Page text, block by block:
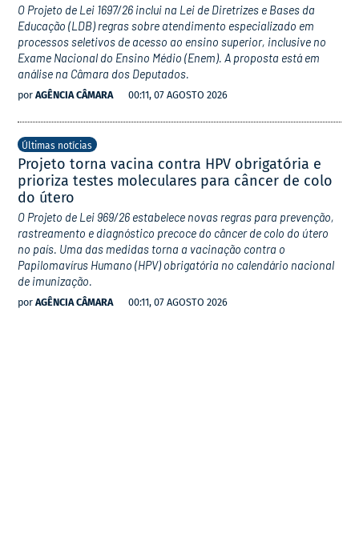
O Projeto de Lei 1697/26 inclui na Lei de Diretrizes e Bases da
Educação (LDB) regras sobre atendimento especializado em
processos seletivos de acesso ao ensino superior, inclusive no
Exame Nacional do Ensino Médio (Enem). A proposta está em
análise na Câmara dos Deputados.
por AGÊNCIA CÂMARA 00:11, 07 AGOSTO 2026
Últimas notícias
Projeto torna vacina contra HPV obrigatória e
prioriza testes moleculares para câncer de colo
do útero
O Projeto de Lei 969/26 estabelece novas regras para prevenção,
rastreamento e diagnóstico precoce do câncer de colo do útero
no país. Uma das medidas torna a vacinação contra o
Papilomavírus Humano (HPV) obrigatória no calendário nacional
de imunização.
por AGÊNCIA CÂMARA 00:11, 07 AGOSTO 2026